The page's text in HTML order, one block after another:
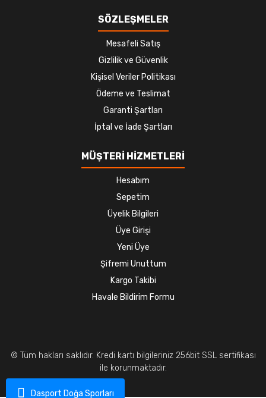
Dasport Doğa Sporları
SÖZLEŞMELER
Mesafeli Satış
Gizlilik ve Güvenlik
Kişisel Veriler Politikası
Ödeme ve Teslimat
Garanti Şartları
İptal ve İade Şartları
MÜŞTERİ HİZMETLERİ
Hesabım
Sepetim
Üyelik Bilgileri
Üye Girişi
Yeni Üye
Şifremi Unuttum
Kargo Takibi
Havale Bildirim Formu
© Tüm hakları saklıdır. Kredi kartı bilgileriniz 256bit SSL sertifikası
ile korunmaktadır.